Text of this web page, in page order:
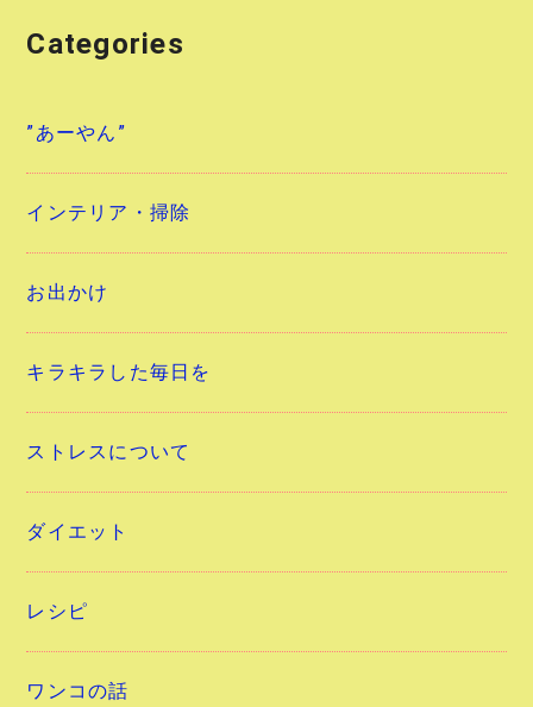
Categories
”あーやん”
インテリア・掃除
お出かけ
キラキラした毎日を
ストレスについて
ダイエット
レシピ
ワンコの話